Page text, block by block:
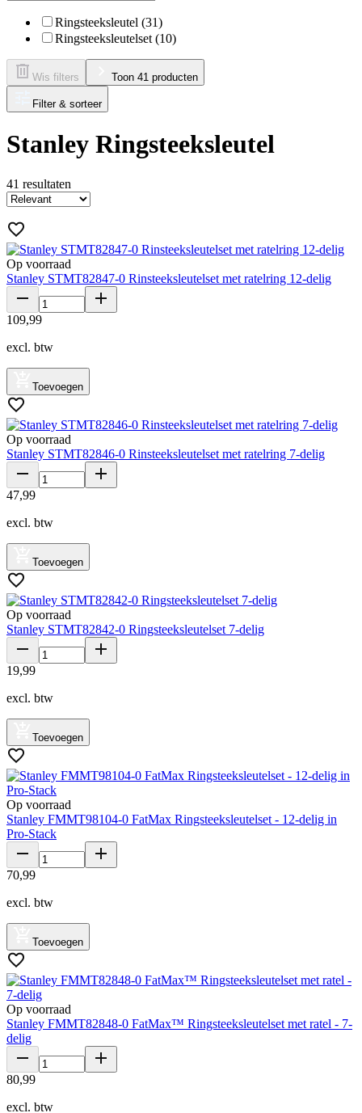
Ringsteeksleutel (31)
Ringsteeksleutelset (10)
Wis filters Toon 41 producten
Filter & sorteer
Stanley Ringsteeksleutel
41 resultaten
Op voorraad
Stanley STMT82847-0 Rinsteeksleutelset met ratelring 12-delig
109,99
excl. btw
Toevoegen
Op voorraad
Stanley STMT82846-0 Rinsteeksleutelset met ratelring 7-delig
47,99
excl. btw
Toevoegen
Op voorraad
Stanley STMT82842-0 Ringsteeksleutelset 7-delig
19,99
excl. btw
Toevoegen
Op voorraad
Stanley FMMT98104-0 FatMax Ringsteeksleutelset - 12-delig in
Pro-Stack
70,99
excl. btw
Toevoegen
Op voorraad
Stanley FMMT82848-0 FatMax™ Ringsteeksleutelset met ratel - 7-
delig
80,99
excl. btw